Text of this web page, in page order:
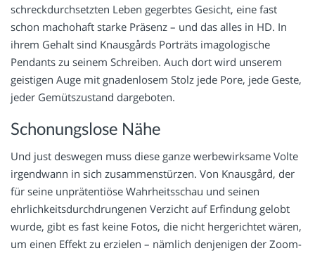
schreckdurchsetzten Leben gegerbtes Gesicht, eine fast
schon machohaft starke Präsenz – und das alles in HD. In
ihrem Gehalt sind Knausgårds Porträts imagologische
Pendants zu seinem Schreiben. Auch dort wird unserem
geistigen Auge mit gnadenlosem Stolz jede Pore, jede Geste,
jeder Gemütszustand dargeboten.
Schonungslose Nähe
Und just deswegen muss diese ganze werbewirksame Volte
irgendwann in sich zusammenstürzen. Von Knausgård, der
für seine unprätentiöse Wahrheitsschau und seinen
ehrlichkeitsdurchdrungenen Verzicht auf Erfindung gelobt
wurde, gibt es fast keine Fotos, die nicht hergerichtet wären,
um einen Effekt zu erzielen – nämlich denjenigen der Zoom-